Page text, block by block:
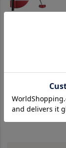
新着順 価格